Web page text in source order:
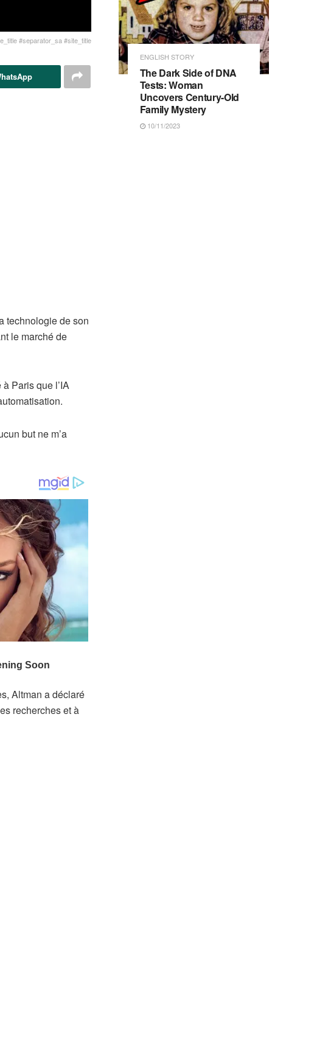
#separator_sa #site_title
technologie de son
le marché de
Paris que l’IA
but ne m’a
Altman a déclaré
recherches et à
ENGLISH STORY
The Dark Side of DNA
Tests: Woman
Uncovers Century-Old
Family Mystery
10/11/2023